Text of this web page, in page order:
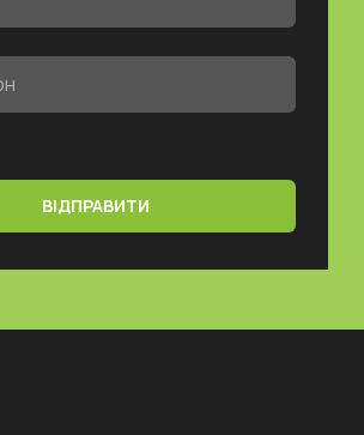
ВІДПРАВИТИ